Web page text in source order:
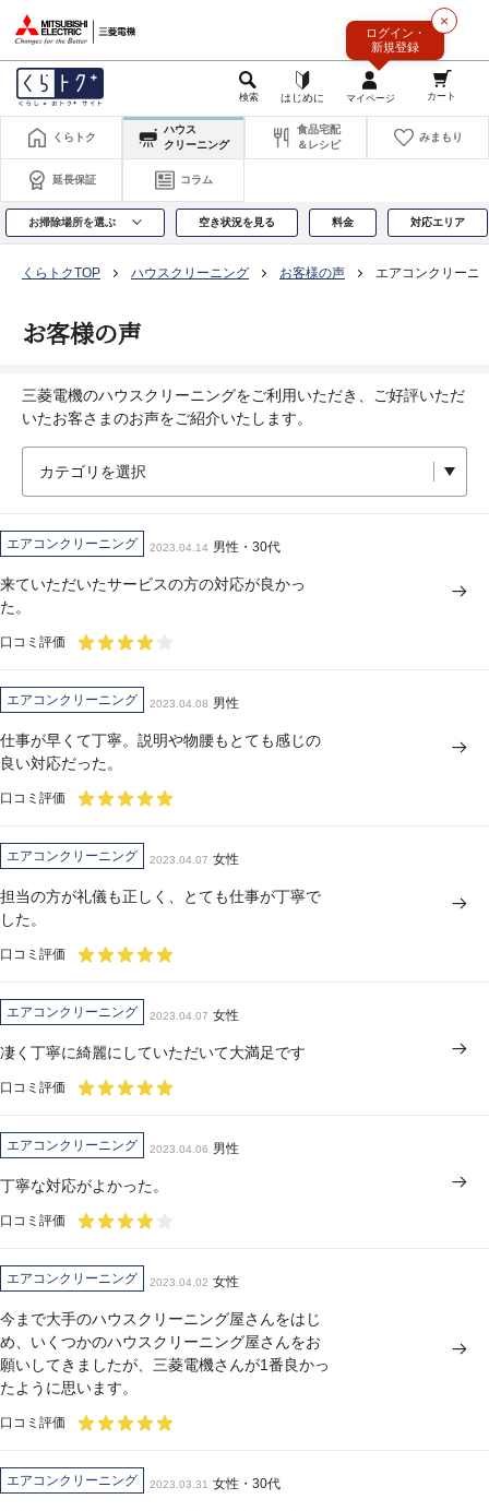
×
ログイン・
新規登録
くらトク
ハウス
クリーニング
食品宅配
＆レシピ
みまもり
延長保証 コラム
お掃除場所を選ぶ 空き状況を見る 料金 対応エリア
くらトクTOP ハウスクリーニング お客様の声 エアコンクリーニ
お客様の声
三菱電機のハウスクリーニングをご利用いただき、ご好評いただ
いたお客さまのお声をご紹介いたします。
エアコンクリーニング 2023.04.14 男性・30代
来ていただいたサービスの方の対応が良かっ
た。
口コミ評価
エアコンクリーニング 2023.04.08 男性
仕事が早くて丁寧。説明や物腰もとても感じの
良い対応だった。
口コミ評価
エアコンクリーニング 2023.04.07 女性
担当の方が礼儀も正しく、とても仕事が丁寧で
した。
口コミ評価
エアコンクリーニング 2023.04.07 女性
凄く丁寧に綺麗にしていただいて大満足です
口コミ評価
エアコンクリーニング 2023.04.06 男性
丁寧な対応がよかった。
口コミ評価
エアコンクリーニング 2023.04.02 女性
今まで大手のハウスクリーニング屋さんをはじ
め、いくつかのハウスクリーニング屋さんをお
願いしてきましたが、三菱電機さんが1番良かっ
たように思います。
口コミ評価
エアコンクリーニング 2023.03.31 女性・30代